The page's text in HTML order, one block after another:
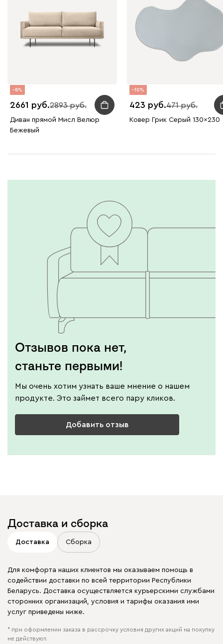
8
2661 2893
Диван прямой Мисл Велюр
Бежевый
10
423 471
Ковер Грик Серый 130x230
Отзывов пока нет,
станьте первыми!
Мы очень хотим узнать ваше мнение о нашем
продукте. Это займет всего пару кликов.
Добавить отзыв
Доставка и сборка
Доставка Сборка
Для комфорта наших клиентов мы оказываем помощь в
содействии доставки по всей территории Республики
Беларусь. Доставка осуществляется курьерскими службами
сторонних организаций, условия и тарифы оказания ими
услуг приведены ниже.
* при оформлении заказа в рассрочку условия других акций на покупку
не действуют.